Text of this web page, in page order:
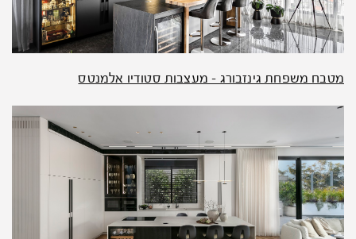
מטבח משפחת גינזבורג – מעצבות סטודיו אלמנטס